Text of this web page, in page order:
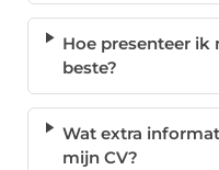
Hoe presenteer
beste?
Wat extra
mijn CV?